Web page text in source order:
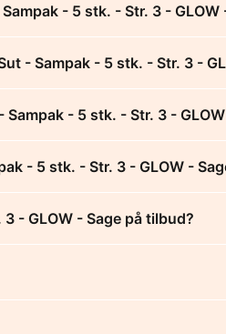
- 5 stk. - Str. 3 - GLOW
- Sampak - 5 stk. - Str. 3 -
- 5 stk. - Str. 3 -
- 5 stk. - Str. 3 - GLOW -
- GLOW - Sage på tilbud?